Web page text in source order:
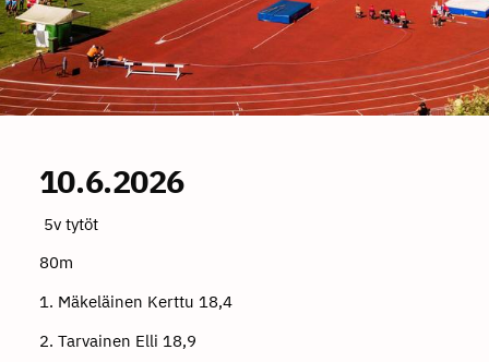
10.6.2026
5v tytöt
80m
1. Mäkeläinen Kerttu 18,4
2. Tarvainen Elli 18,9